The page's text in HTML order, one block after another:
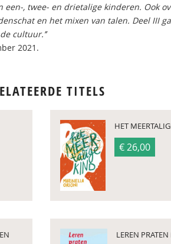
, twee- en drietalige kinderen. Ook
en het mixen van talen. Deel III
cultuur.’’
2021.
TITELS
HET
€ 26,00
LEREN